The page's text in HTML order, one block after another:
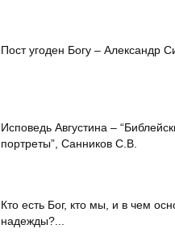
Пост угоден Богу – Александр
Исповедь Августина –
портреты”, Санников С.В.
Кто есть Бог, кто мы, и в чем
надежды?...